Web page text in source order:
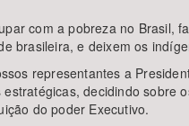
com a pobreza no Brasil,
brasileira, e deixem os
representantes a
decidindo sobre
do poder Executivo.